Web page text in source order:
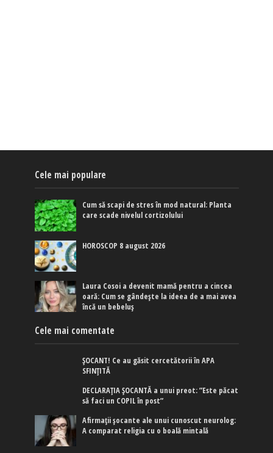
Cele mai populare
Cum să scapi de stres în mod natural: Planta
care scade nivelul cortizolului
HOROSCOP 8 august 2026
Laura Cosoi a devenit mamă pentru a cincea
oară: Cum se gândește la ideea de a mai avea
încă un bebeluș
Cele mai comentate
ȘOCANT! Ce au găsit cercetătorii în APA
SFINȚITĂ
DECLARAȚIA ȘOCANTĂ a unui preot: ”Este păcat
să faci un COPIL în post”
Afirmaţii şocante ale unui cunoscut neurolog:
A comparat religia cu o boală mintală